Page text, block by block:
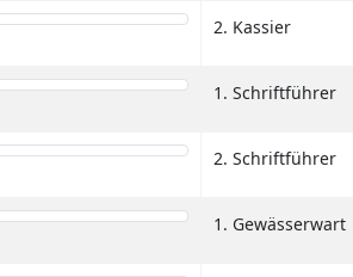
2. Kassier
1. Schriftführer
2. Schriftführer
1. Gewässerwart